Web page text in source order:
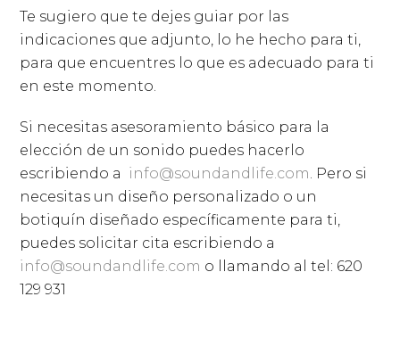
Te sugiero que te dejes guiar por las
indicaciones que adjunto, lo he hecho para ti,
para que encuentres lo que es adecuado para ti
en este momento.
Si necesitas asesoramiento básico para la
elección de un sonido puedes hacerlo
escribiendo a info@soundandlife.com. Pero si
necesitas un diseño personalizado o un
botiquín diseñado específicamente para ti,
puedes solicitar cita escribiendo a
info@soundandlife.com o llamando al tel: 620
129 931